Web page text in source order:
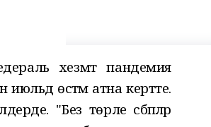
хезмәт пандемия
өстәмә атна кертте.
"Без төрле сәбәпләр